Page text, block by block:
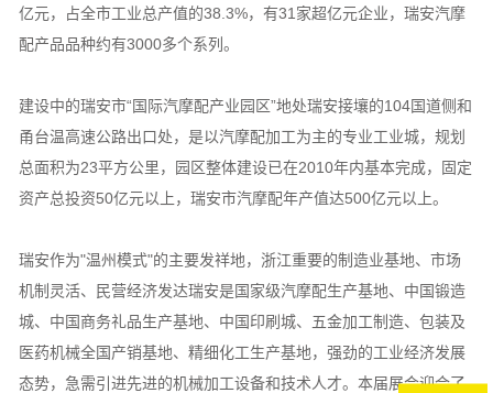
亿元，占全市工业总产值的38.3%，有31家超亿元企业，瑞安汽摩
配产品品种约有3000多个系列。
建设中的瑞安市“国际汽摩配产业园区”地处瑞安接壤的104国道侧和
甬台温高速公路出口处，是以汽摩配加工为主的专业工业城，规划
总面积为23平方公里，园区整体建设已在2010年内基本完成，固定
资产总投资50亿元以上，瑞安市汽摩配年产值达500亿元以上。
瑞安作为"温州模式"的主要发祥地，浙江重要的制造业基地、市场
机制灵活、民营经济发达瑞安是国家级汽摩配生产基地、中国锻造
城、中国商务礼品生产基地、中国印刷城、五金加工制造、包装及
医药机械全国产销基地、精细化工生产基地，强劲的工业经济发展
态势，急需引进先进的机械加工设备和技术人才。本届展会迎合了